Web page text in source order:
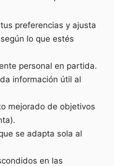
preferencias y ajusta
lo que estés
personal en partida.
información útil al
mejorado de objetivos
se adapta sola al
en las